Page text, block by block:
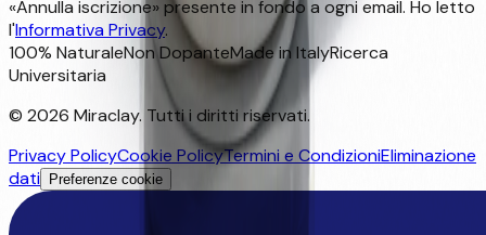
«Annulla iscrizione» presente in fondo a ogni email. Ho letto
l'Informativa Privacy.
100% NaturaleNon DopanteMade in ItalyRicerca
Universitaria
© 2026 Miraclay. Tutti i diritti riservati.
Privacy PolicyCookie PolicyTermini e CondizioniEliminazione
dati
Preferenze cookie